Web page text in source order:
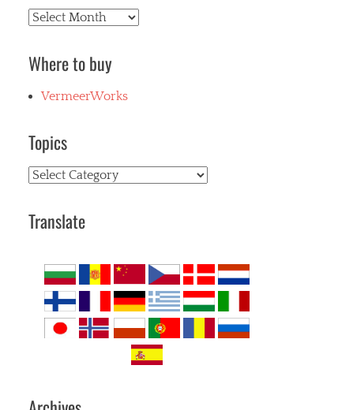
Archives
Where to buy
VermeerWorks
Topics
Topics
Translate